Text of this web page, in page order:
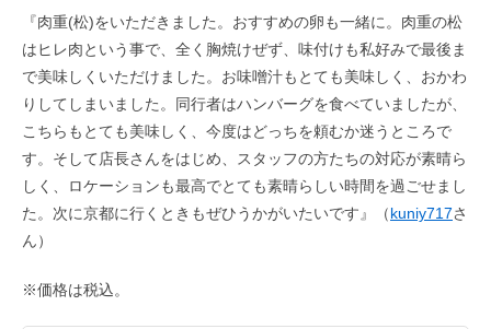
『肉重(松)をいただきました。おすすめの卵も一緒に。肉重の松
はヒレ肉という事で、全く胸焼けぜず、味付けも私好みで最後ま
で美味しくいただけました。お味噌汁もとても美味しく、おかわ
りしてしまいました。同行者はハンバーグを食べていましたが、
こちらもとても美味しく、今度はどっちを頼むか迷うところで
す。そして店長さんをはじめ、スタッフの方たちの対応が素晴ら
しく、ロケーションも最高でとても素晴らしい時間を過ごせまし
た。次に京都に行くときもぜひうかがいたいです』（kuniy717さ
ん）
※価格は税込。